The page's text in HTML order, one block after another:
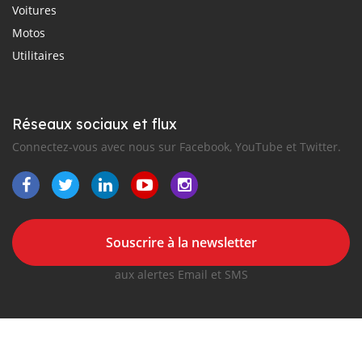
Voitures
Motos
Utilitaires
Réseaux sociaux et flux
Connectez-vous avec nous sur Facebook, YouTube et Twitter.
Souscrire à la newsletter
aux alertes Email et SMS